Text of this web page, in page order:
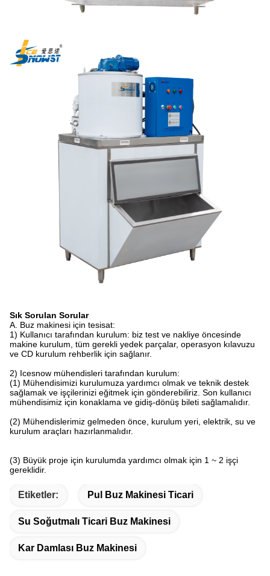
Sık Sorulan Sorular
A. Buz makinesi için tesisat:
1) Kullanıcı tarafından kurulum: biz test ve nakliye öncesinde
makine kurulum, tüm gerekli yedek parçalar, operasyon kılavuzu
ve CD kurulum rehberlik için sağlanır.
2) Icesnow mühendisleri tarafından kurulum:
(1) Mühendisimizi kurulumuza yardımcı olmak ve teknik destek
sağlamak ve işçilerinizi eğitmek için gönderebiliriz. Son kullanıcı
mühendisimiz için konaklama ve gidiş-dönüş bileti sağlamalıdır.
(2) Mühendislerimiz gelmeden önce, kurulum yeri, elektrik, su ve
kurulum araçları hazırlanmalıdır.
(3) Büyük proje için kurulumda yardımcı olmak için 1 ~ 2 işçi
gereklidir.
Etiketler: Pul Buz Makinesi Ticari
Su Soğutmalı Ticari Buz Makinesi
Kar Damlası Buz Makinesi